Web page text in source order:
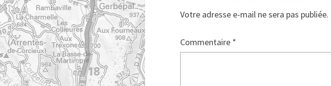
Votre adresse e-mail ne sera pas publiée.
Commentaire *